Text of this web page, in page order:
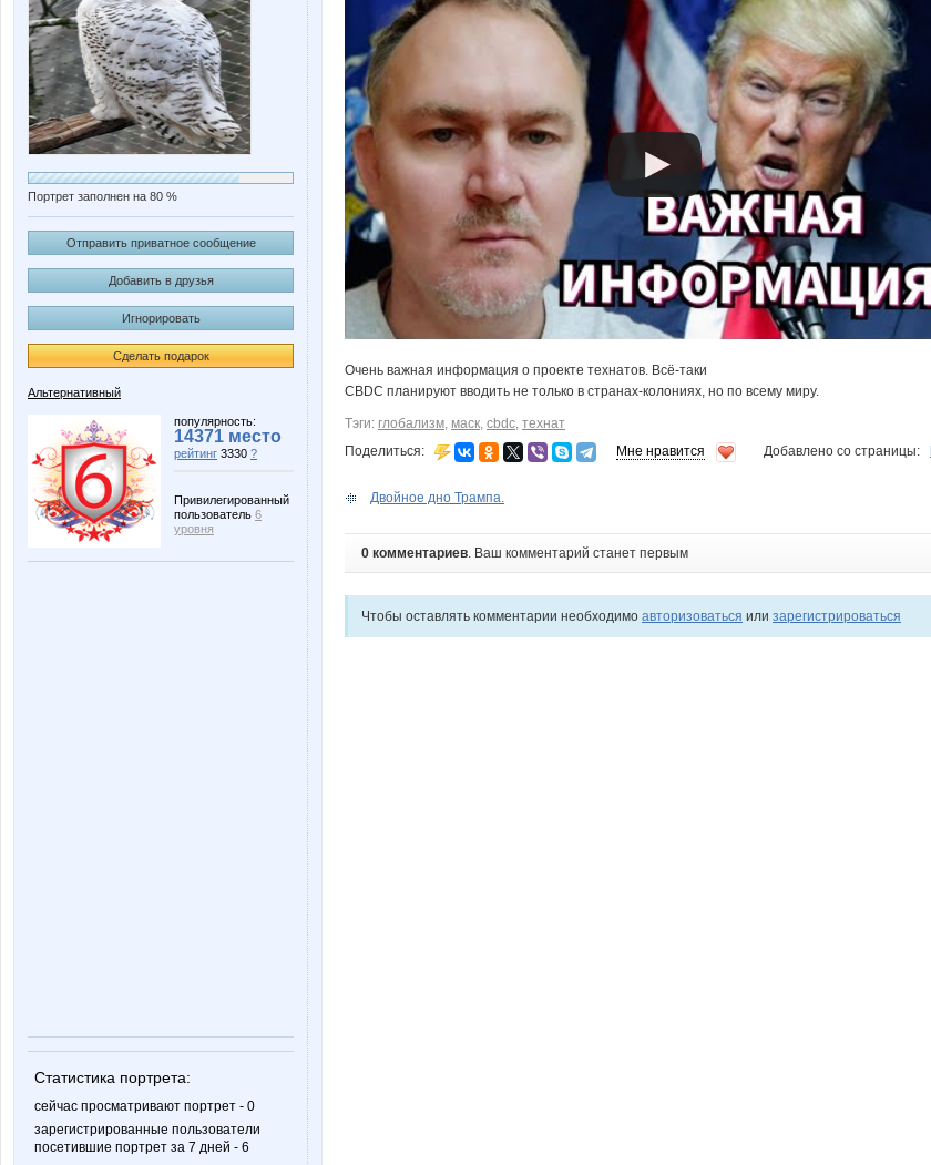
Портрет заполнен на 80 %
Отправить приватное сообщение
Добавить в друзья
Игнорировать
Сделать подарок
Альтернативный
популярность:
14371 место
рейтинг 3330 ?
Привилегированный
пользователь 6
уровня
Статистика портрета:
сейчас просматривают портрет - 0
зарегистрированные пользователи
посетившие портрет за 7 дней - 6
Очень важная информация о проекте технатов. Всё-таки
CBDC планируют вводить не только в странах-колониях, но по всему миру.
Тэги: глобализм, маск, cbdc, технат
Поделиться:
Мне нравится Добавлено со страницы:
Двойное дно Трампа.
0 комментариев. Ваш комментарий станет первым
Чтобы оставлять комментарии необходимо авторизоваться или зарегистрироваться